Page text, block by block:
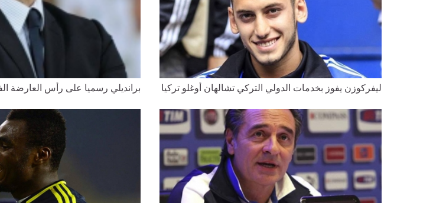
ليفركوزن يفوز بخدمات الدولي التركي تشالهان أوغلو تركيا برانديلي رسميا على رأس العارضة